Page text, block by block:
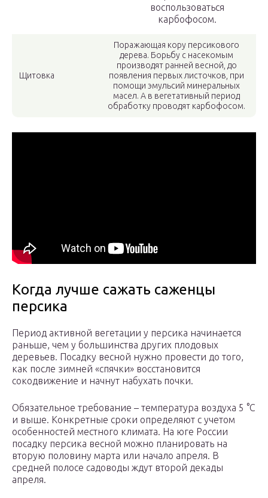
воспользоваться
карбофосом.
Щитовка
Поражающая кору персикового
дерева. Борьбу с насекомым
производят ранней весной, до
появления первых листочков, при
помощи эмульсий минеральных
масел. А в вегетативный период
обработку проводят карбофосом.
Когда лучше сажать саженцы
персика
Период активной вегетации у персика начинается
раньше, чем у большинства других плодовых
деревьев. Посадку весной нужно провести до того,
как после зимней «спячки» восстановится
сокодвижение и начнут набухать почки.
Обязательное требование – температура воздуха 5 °С
и выше. Конкретные сроки определяют с учетом
особенностей местного климата. На юге России
посадку персика весной можно планировать на
вторую половину марта или начало апреля. В
средней полосе садоводы ждут второй декады
апреля.